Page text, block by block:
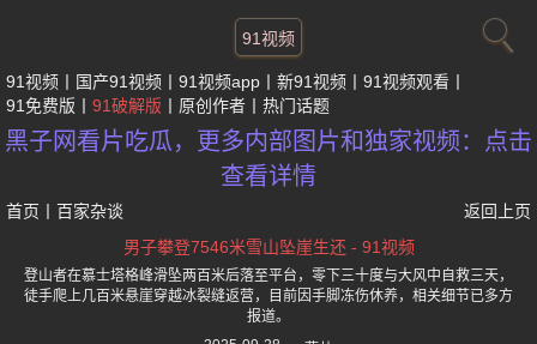
91视频
91视频 国产91视频 91视频app 新91视频
91视频观看
91免费版
91破解版 原创作者 热门话题
黑子网看片吃瓜，更多内部图片和独家视频：点击
查看详情
首页 百家杂谈
返回上页
男子攀登7546米雪山坠崖生还 - 91视频
登山者在慕士塔格峰滑坠两百米后落至平台，零下三十度与大风中自救三天，
徒手爬上几百米悬崖穿越冰裂缝返营，目前因手脚冻伤休养，相关细节已多方
报道。